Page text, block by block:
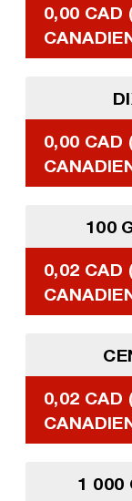
0,00 CAD
0,00 CAD
100
0,02 CAD
0,02 CAD
1 000